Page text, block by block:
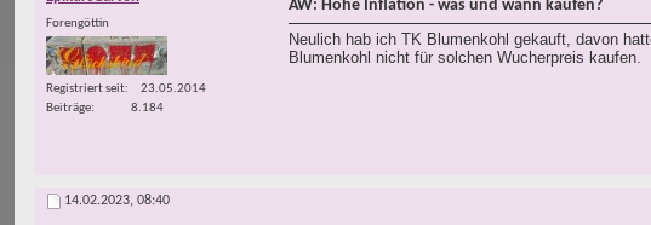
Forengöttin
Registriert seit
23.05.2014
Beiträge
8.184
AW: Hohe Inflation - was und wann kaufen?
Neulich hab ich TK Blumenkohl gekauft, davon
Blumenkohl nicht für solchen Wucherpreis kaufen.
14.02.2023, 08:40